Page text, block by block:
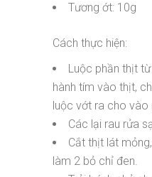
Tương ớt: 10g
Cách thực hiện:
Luộc phần thịt
hành tím vào thịt,
luộc vớt ra cho vào
Các lại rau rửa
Cắt thịt lát
làm 2 bỏ chỉ đen.